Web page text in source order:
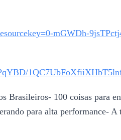
mGWDh-
100 coisas para
para alta performance-